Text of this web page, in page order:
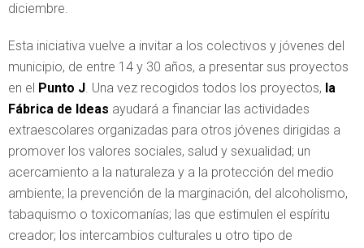
diciembre.
Esta iniciativa vuelve a invitar a los colectivos y jóvenes del
municipio, de entre 14 y 30 años, a presentar sus proyectos
en el Punto J. Una vez recogidos todos los proyectos, la
Fábrica de Ideas ayudará a financiar las actividades
extraescolares organizadas para otros jóvenes dirigidas a
promover los valores sociales, salud y sexualidad; un
acercamiento a la naturaleza y a la protección del medio
ambiente; la prevención de la marginación, del alcoholismo,
tabaquismo o toxicomanías; las que estimulen el espíritu
creador; los intercambios culturales u otro tipo de